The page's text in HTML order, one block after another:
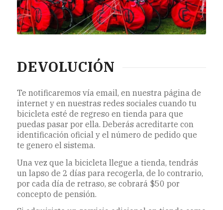
DEVOLUCIÓN
Te notificaremos vía email, en nuestra página de
internet y en nuestras redes sociales cuando tu
bicicleta esté de regreso en tienda para que
puedas pasar por ella. Deberás acreditarte con
identificación oficial y el número de pedido que
te genero el sistema.
Una vez que la bicicleta llegue a tienda, tendrás
un lapso de 2 días para recogerla, de lo contrario,
por cada día de retraso, se cobrará $50 por
concepto de pensión.